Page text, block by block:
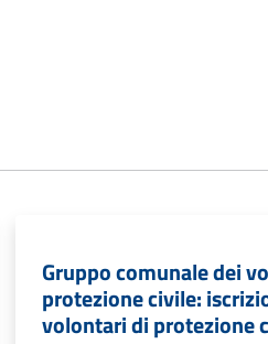
Gruppo comunale dei
protezione civile:
volontari di protezione